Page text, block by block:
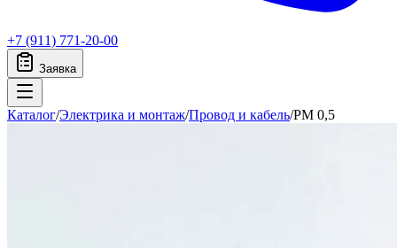
+7 (911) 771-20-00
Заявка
Каталог/Электрика и монтаж/Провод и кабель/PM 0,5